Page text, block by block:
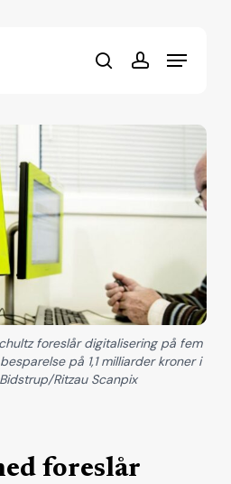
searchaccount
Menu
foreslår
foreslår digitalisering på fem
på 1,1 milliarder kroner i
Ritzau Scanpix
Close